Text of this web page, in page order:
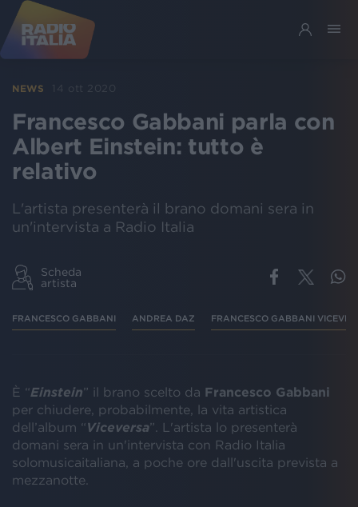
NEWS 14 ott 2020
Francesco Gabbani parla con
Albert Einstein: tutto è
relativo
L'artista presenterà il brano domani sera in
un'intervista a Radio Italia
Scheda
artista
FRANCESCO GABBANI ANDREA DAZ FRANCESCO GABBANI
È “Einstein” il brano scelto da Francesco Gabbani
per chiudere, probabilmente, la vita artistica
dell’album “Viceversa”. L'artista lo presenterà
domani sera in un'intervista con Radio Italia
solomusicaitaliana, a poche ore dall'uscita prevista a
mezzanotte.